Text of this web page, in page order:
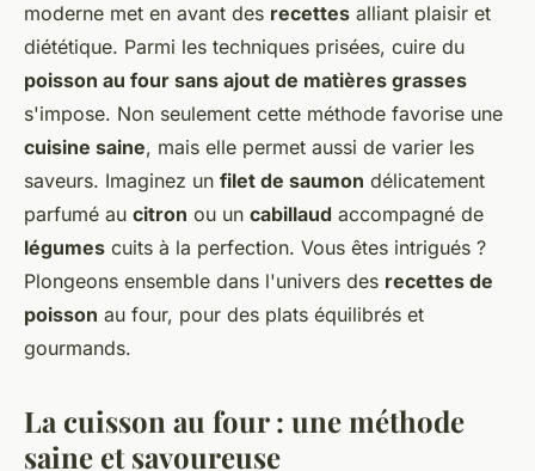
moderne met en avant des recettes alliant plaisir et
diététique. Parmi les techniques prisées, cuire du
poisson au four sans ajout de matières grasses
s'impose. Non seulement cette méthode favorise une
cuisine saine, mais elle permet aussi de varier les
saveurs. Imaginez un filet de saumon délicatement
parfumé au citron ou un cabillaud accompagné de
légumes cuits à la perfection. Vous êtes intrigués ?
Plongeons ensemble dans l'univers des recettes de
poisson au four, pour des plats équilibrés et
gourmands.
La cuisson au four : une méthode
saine et savoureuse